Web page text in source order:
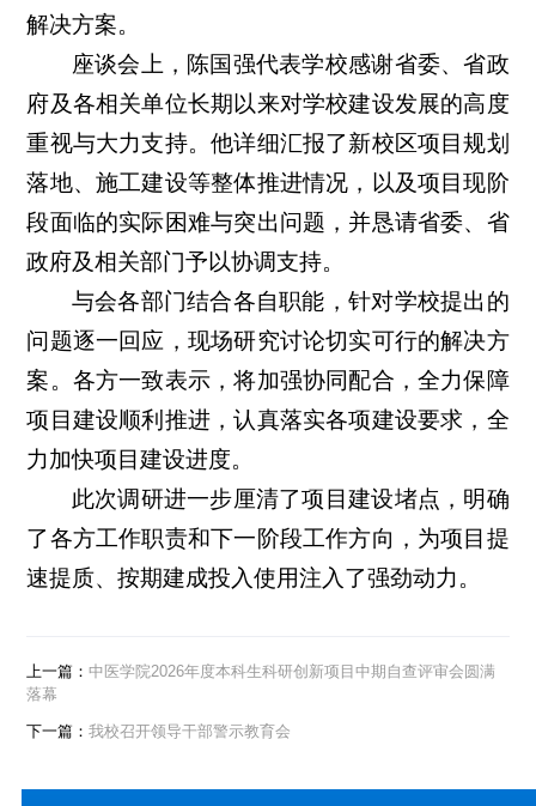
解决方案。
座谈会上，陈国强代表学校感谢省委、省政
府及各相关单位长期以来对学校建设发展的高度
重视与大力支持。他详细汇报了新校区项目规划
落地、施工建设等整体推进情况，以及项目现阶
段面临的实际困难与突出问题，并恳请省委、省
政府及相关部门予以协调支持。
与会各部门结合各自职能，针对学校提出的
问题逐一回应，现场研究讨论切实可行的解决方
案。各方一致表示，将加强协同配合，全力保障
项目建设顺利推进，认真落实各项建设要求，全
力加快项目建设进度。
此次调研进一步厘清了项目建设堵点，明确
了各方工作职责和下一阶段工作方向，为项目提
速提质、按期建成投入使用注入了强劲动力。
上一篇：中医学院2026年度本科生科研创新项目中期自查评审会圆满
落幕
下一篇：我校召开领导干部警示教育会